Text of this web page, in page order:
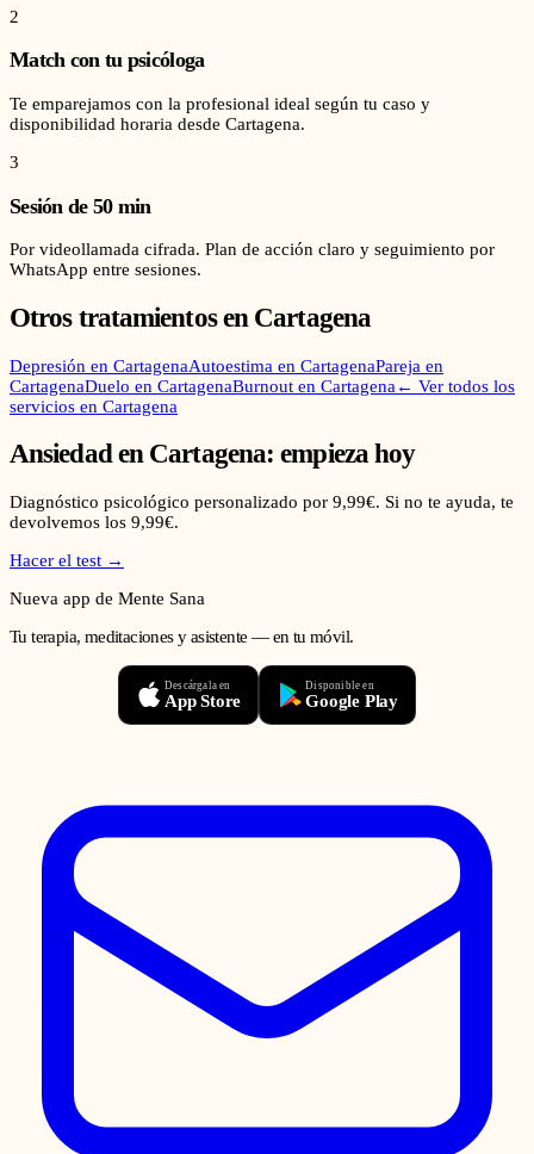
2
Match con tu psicóloga
Te emparejamos con la profesional ideal según tu caso y
disponibilidad horaria desde Cartagena.
3
Sesión de 50 min
Por videollamada cifrada. Plan de acción claro y seguimiento por
WhatsApp entre sesiones.
Otros tratamientos en Cartagena
Depresión en CartagenaAutoestima en CartagenaPareja en
CartagenaDuelo en CartagenaBurnout en Cartagena ← Ver todos los
servicios en Cartagena
Ansiedaden Cartagena: empieza hoy
Diagnóstico psicológico personalizado por 9,99€. Si no te ayuda, te
devolvemos los 9,99€.
Hacer el test →
Nueva app de Mente Sana
Tu terapia, meditaciones y asistente — en tu móvil.
Descárgala en
App Store
Disponible en
Google Play